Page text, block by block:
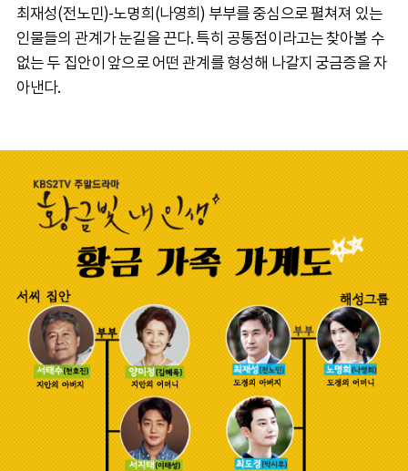
최재성(전노민)-노명희(나영희) 부부를 중심으로 펼쳐져 있는
인물들의 관계가 눈길을 끈다. 특히 공통점이라고는 찾아볼 수
없는 두 집안이 앞으로 어떤 관계를 형성해 나갈지 궁금증을 자
아낸다.